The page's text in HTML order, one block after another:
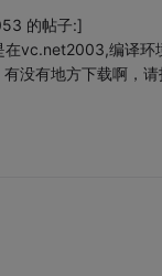
的帖子:]
vc.net2003,编译环
没有地方下载啊，请